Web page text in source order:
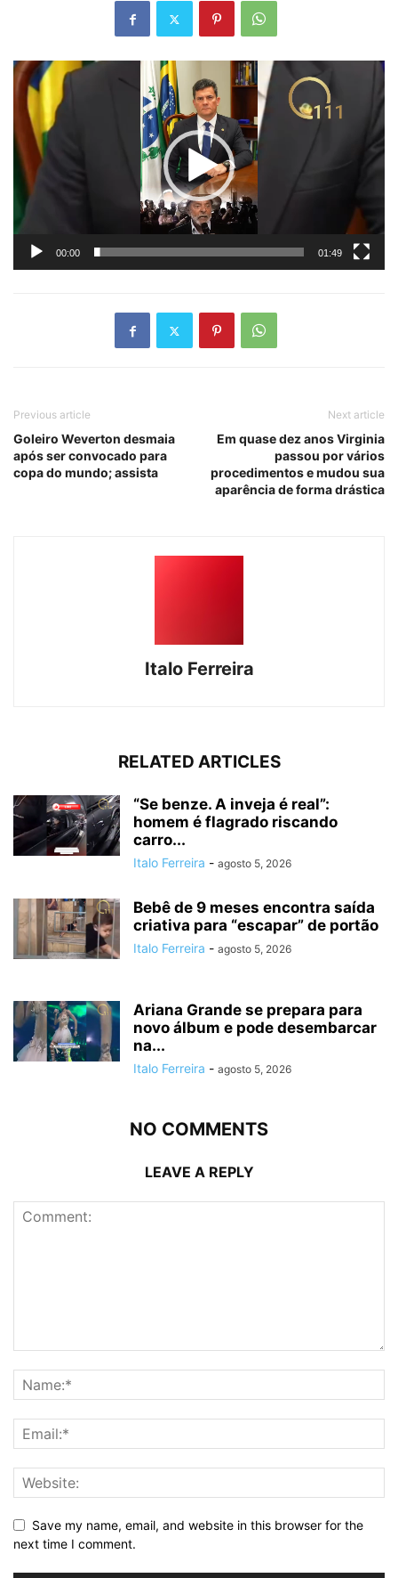
Tocador
de
vídeo
00:00 01:49
Previous article
Goleiro Weverton desmaia
após ser convocado para
copa do mundo; assista
Next article
Em quase dez anos Virginia
passou por vários
procedimentos e mudou sua
aparência de forma drástica
Italo Ferreira
RELATED ARTICLES
“Se benze. A inveja é real”:
homem é flagrado riscando
carro...
Italo Ferreira - agosto 5, 2026
Bebê de 9 meses encontra saída
criativa para “escapar” de portão
Italo Ferreira - agosto 5, 2026
Ariana Grande se prepara para
novo álbum e pode desembarcar
na...
Italo Ferreira - agosto 5, 2026
NO COMMENTS
LEAVE A REPLY
Save my name, email, and website in this browser for the
next time I comment.